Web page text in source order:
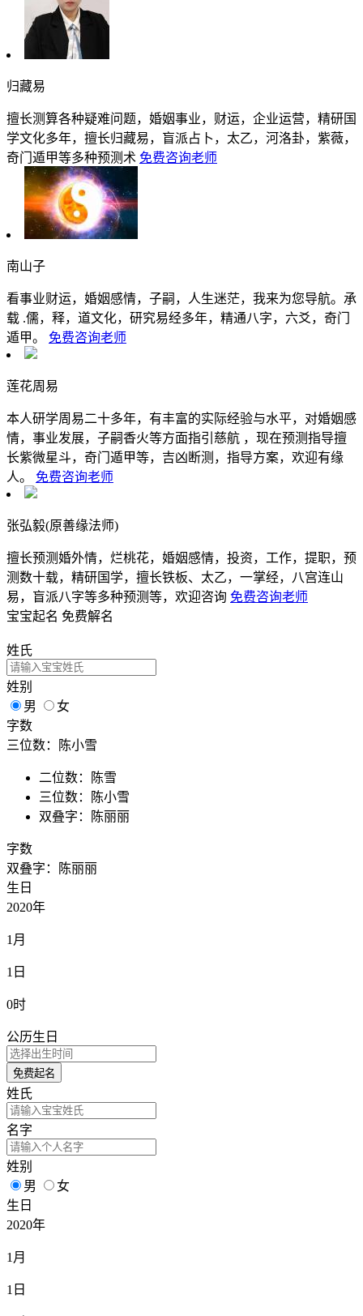
归藏易
擅长测算各种疑难问题，婚姻事业，财运，企业运营，精研国
学文化多年，擅长归藏易，盲派占卜，太乙，河洛卦，紫薇，
奇门遁甲等多种预测术 免费咨询老师
南山子
看事业财运，婚姻感情，子嗣，人生迷茫，我来为您导航。承
载 .儒，释，道文化，研究易经多年，精通八字，六爻，奇门
遁甲。
免费咨询老师
莲花周易
本人研学周易二十多年，有丰富的实际经验与水平，对婚姻感
情，事业发展，子嗣香火等方面指引慈航 ，现在预测指导擅
长紫微星斗，奇门遁甲等，吉凶断测，指导方案，欢迎有缘
人。
免费咨询老师
张弘毅(原善缘法师)
擅长预测婚外情，烂桃花，婚姻感情，投资，工作，提职，预
测数十载，精研国学，擅长铁板、太乙，一掌经，八宫连山
易，盲派八字等多种预测等，欢迎咨询 免费咨询老师
宝宝起名 免费解名
姓氏
姓别
男
女
字数
三位数：陈小雪
二位数：陈雪
三位数：陈小雪
双叠字：陈丽丽
字数
双叠字：陈丽丽
生日
2020年
1月
1日
0时
公历生日
免费起名
姓氏
名字
姓别
男
女
生日
2020年
1月
1日